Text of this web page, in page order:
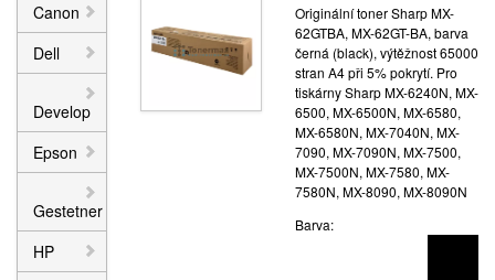
Canon
Dell
Develop
Epson
Gestetner
HP
Originální toner Sharp MX-
62GTBA, MX-62GT-BA, barva
černá (black), výtěžnost 65000
stran A4 při 5% pokrytí. Pro
tiskárny Sharp MX-6240N, MX-
6500, MX-6500N, MX-6580,
MX-6580N, MX-7040N, MX-
7090, MX-7090N, MX-7500,
MX-7500N, MX-7580, MX-
7580N, MX-8090, MX-8090N
Barva: